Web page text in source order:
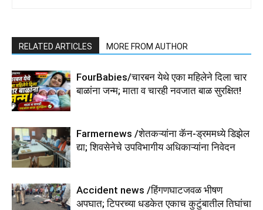
RELATED ARTICLES MORE FROM AUTHOR
FourBabies/चारबन येथे एका महिलेने दिला चार
बाळांना जन्म; माता व चारही नवजात बाळ सुरक्षित!
Farmernews /शेतकऱ्यांना कॅन-ड्रममध्ये डिझेल
द्या; शिवसेनेचे उपविभागीय अधिकाऱ्यांना निवेदन
Accident news /हिंगणघाटजवळ भीषण
अपघात; टिपरच्या धडकेत एकाच कुटुंबातील तिघांचा